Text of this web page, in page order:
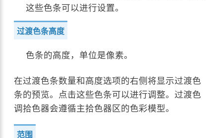
这些色条可以进行设置。
过渡色条高度
色条的高度，单位是像素。
在过渡色条数量和高度选项的右侧将显示过渡色
条的预览。点击这些色条可以进行调整。过渡色
调拾色器会遵循主拾色器区的色彩模型。
范围